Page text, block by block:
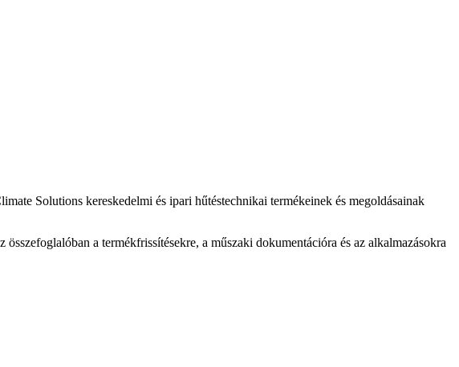
Solutions kereskedelmi és ipari hűtéstechnikai termékeinek és megoldásainak
a termékfrissítésekre, a műszaki dokumentációra és az alkalmazásokra